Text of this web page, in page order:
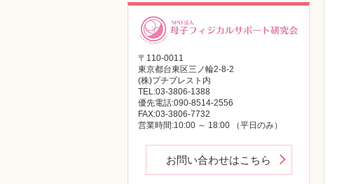
〒110-0011
東京都台東区三ノ輪2-8-2
(株)プチブレスト内
TEL:03-3806-1388
優先電話:090-8514-2556
FAX:03-3806-7732
営業時間:10:00 ～ 18:00 （平日のみ）
お問い合わせはこちら